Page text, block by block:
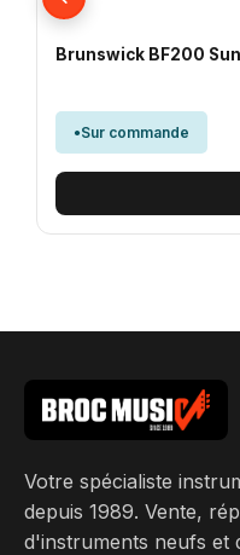
Brunswick BF200
Sur commande
Votre spécialiste
depuis 1989. Vente,
d'instruments neufs et